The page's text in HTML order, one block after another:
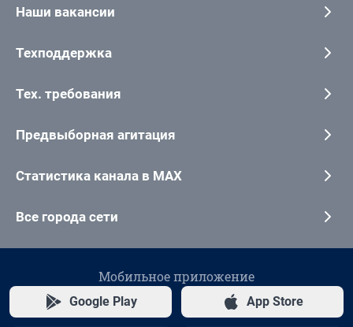
Наши вакансии
Техподдержка
Тех. требования
Предвыборная агитация
Статистика канала в MAX
Все города сети
Мобильное приложение
Google Play App Store